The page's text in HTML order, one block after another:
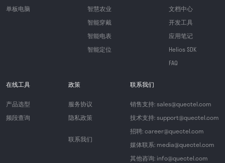
单板电脑
智慧农业
智能穿戴
智能电表
智能定位
文档中心
开发工具
应用笔记
Helios SDK
FAQ
在线工具
产品选型
频段查询
政策
服务协议
隐私政策
联系我们
联系我们
销售支持: sales@quectel.com
技术支持: support@quectel.com
招聘: career@quectel.com
媒体联系: media@quectel.com
其他咨询: info@quectel.com